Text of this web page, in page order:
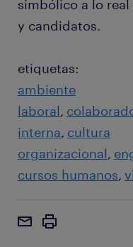
simbólico a lo
y candidatos.
etiquetas:
ambiente
laboral
interna cultura
organizacional
cursos humanos